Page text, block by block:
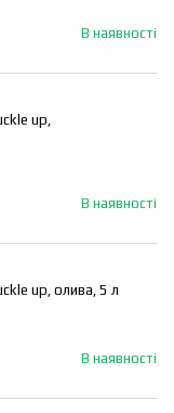
В наявності
up,
В наявності
up, олива, 5 л
В наявності